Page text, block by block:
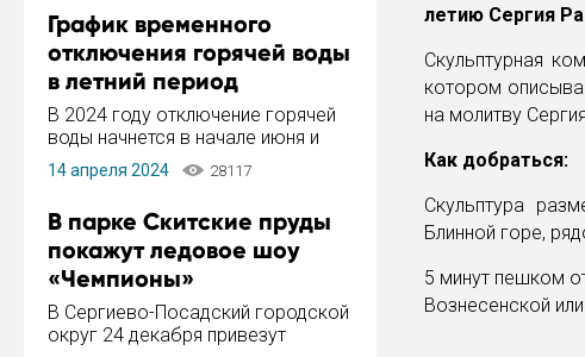
Пахомов.
График временного
отключения горячей воды
в летний период
В 2024 году отключение горячей
воды начнется в начале июня и
завершится в конце августа.
Период отключения составит не
14 апреля 2024 28117
В парке Скитские пруды
покажут ледовое шоу
«Чемпионы»
В Сергиево-Посадский городской
округ 24 декабря привезут
летию Сергия
Скульптурная
котором
на молитву
Как добраться:
Скульптура
Блинной горе,
5 минут пешком
Вознесенской